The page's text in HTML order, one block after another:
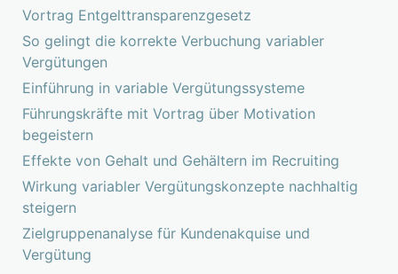
Vortrag Entgelttransparenzgesetz
So gelingt die korrekte Verbuchung variabler
Vergütungen
Einführung in variable Vergütungssysteme
Führungskräfte mit Vortrag über Motivation
begeistern
Effekte von Gehalt und Gehältern im Recruiting
Wirkung variabler Vergütungskonzepte nachhaltig
steigern
Zielgruppenanalyse für Kundenakquise und
Vergütung